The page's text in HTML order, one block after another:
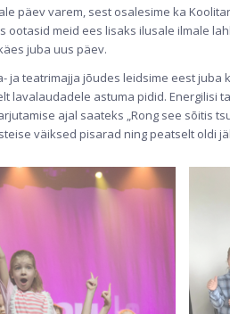
päev varem, sest osalesime ka
ootasid meid ees lisaks ilusale ilmale
juba uus päev.
ja teatrimajja jõudes leidsime eest
lavalaudadele astuma pidid.
ajal saateks „Rong see sõitis
väiksed pisarad ning peatselt oldi